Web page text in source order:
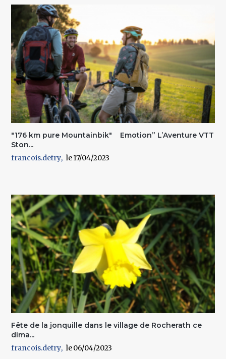
"176 km pure Mountainbik" Emotion” L’Aventure VTT
Ston...
francois.detry
17/04/2023
Fête de la jonquille dans le village de Rocherath ce
dima...
francois.detry
06/04/2023